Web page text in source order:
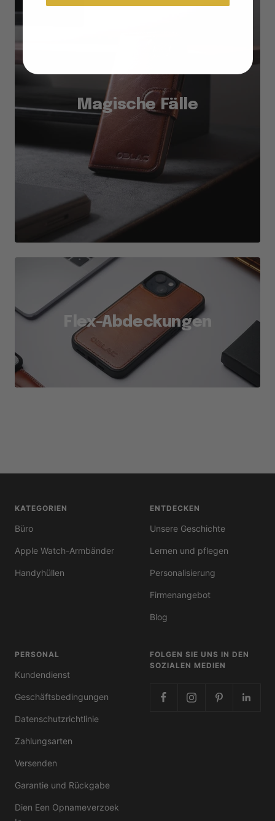
Magische Fälle
Flex-Abdeckungen
KATEGORIEN
Büro
Apple Watch-Armbänder
Handyhüllen
ENTDECKEN
Unsere Geschichte
Lernen und pflegen
Personalisierung
Firmenangebot
Blog
PERSONAL
Kundendienst
Geschäftsbedingungen
Datenschutzrichtlinie
Zahlungsarten
Versenden
Garantie und Rückgabe
Dien Een Opnameverzoek
FOLGEN SIE UNS IN DEN
SOZIALEN MEDIEN